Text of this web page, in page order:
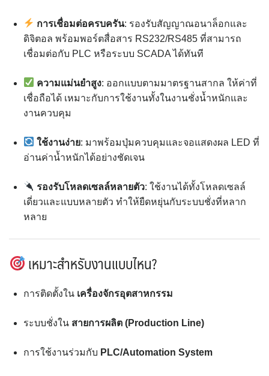
การเชื่อมต่อครบครัน: รองรับสัญญาณอนาล็อกและ
ดิจิตอล พร้อมพอร์ตสื่อสาร RS232/RS485 ที่สามารถ
เชื่อมต่อกับ PLC หรือระบบ SCADA ได้ทันที
ความแม่นยำสูง: ออกแบบตามมาตรฐานสากล ให้ค่าที่
เชื่อถือได้ เหมาะกับการใช้งานทั้งในงานชั่งน้ำหนักและ
งานควบคุม
ใช้งานง่าย: มาพร้อมปุ่มควบคุมและจอแสดงผล LED ที่
อ่านค่าน้ำหนักได้อย่างชัดเจน
รองรับโหลดเซลล์หลายตัว: ใช้งานได้ทั้งโหลดเซลล์
เดี่ยวและแบบหลายตัว ทำให้ยืดหยุ่นกับระบบชั่งที่หลาก
หลาย
เหมาะสำหรับงานแบบไหน?
การติดตั้งใน เครื่องจักรอุตสาหกรรม
ระบบชั่งใน สายการผลิต (Production Line)
การใช้งานร่วมกับ PLC/Automation System